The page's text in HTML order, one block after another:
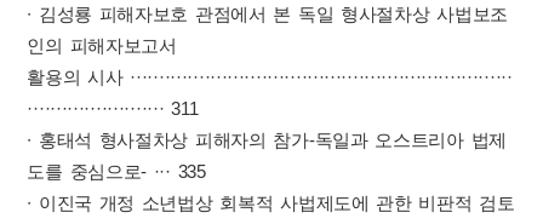
∙ 김성룡 피해자보호 관점에서 본 독일 형사절차상 사법보조
인의 피해자보고서
활용의 시사 ···································································
························ 311
∙ 홍태석 형사절차상 피해자의 참가-독일과 오스트리아 법제
도를 중심으로- ··· 335
∙ 이진국 개정 소년법상 회복적 사법제도에 관한 비판적 검토